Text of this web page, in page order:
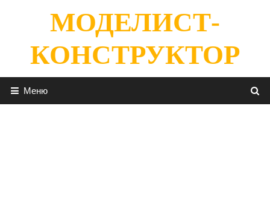
содержимомуМОДЕЛИСТ-
КОНСТРУКТОР
Меню